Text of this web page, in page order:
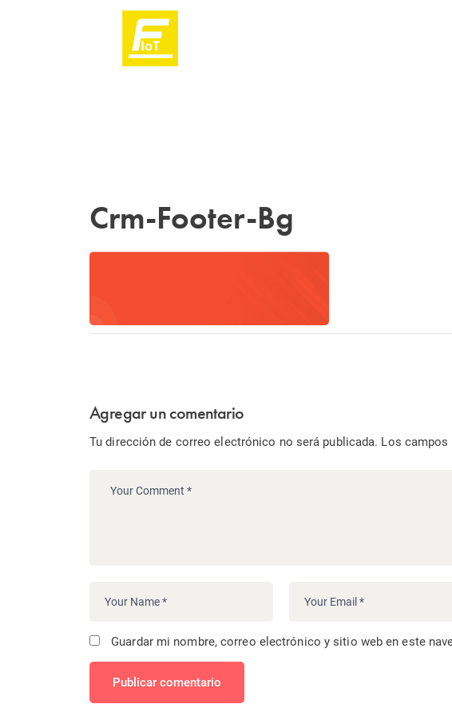
Crm-Footer-Bg
Agregar un comentario
Tu dirección de correo electrónico no será publicada. Los
Guardar mi nombre, correo electrónico y sitio web en este
Publicar comentario